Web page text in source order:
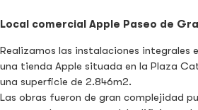
Local comercial Apple Paseo de
Realizamos las instalaciones integrales
una tienda Apple situada en la Plaza
una superficie de 2.846m2.
Las obras fueron de gran complejidad